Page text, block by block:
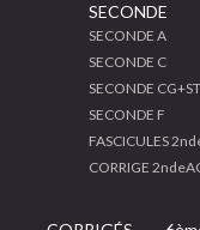
SECONDE
SECONDE A
SECONDE C
SECONDE
SECONDE F
FASCICULES
CORRIGE